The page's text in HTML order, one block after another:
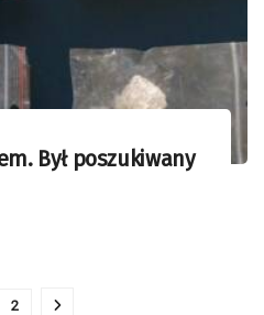
Był poszukiwany
2